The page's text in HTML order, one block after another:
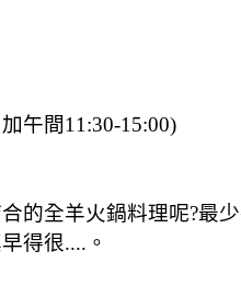
午間11:30-15:00)
的全羊火鍋料理呢?最
得很....。